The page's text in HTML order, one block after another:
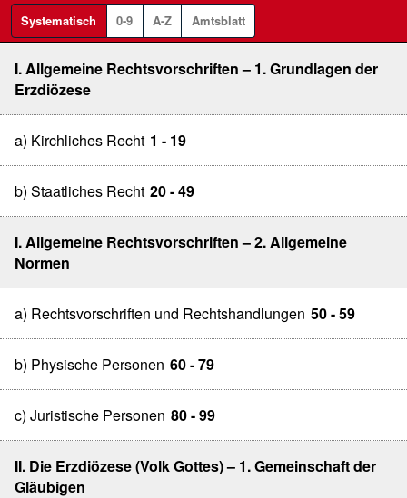
Systematisch 0-9 A-Z Amtsblatt
I. Allgemeine Rechtsvorschriften – 1. Grundlagen der
Erzdiözese
a) Kirchliches Recht 1 - 19
b) Staatliches Recht 20 - 49
I. Allgemeine Rechtsvorschriften – 2. Allgemeine
Normen
a) Rechtsvorschriften und Rechtshandlungen 50 - 59
b) Physische Personen 60 - 79
c) Juristische Personen 80 - 99
II. Die Erzdiözese (Volk Gottes) – 1. Gemeinschaft der
Gläubigen